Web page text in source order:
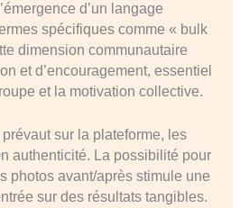
d’un langage
spécifiques comme « bulk
dimension communautaire
et d’encouragement, essentiel
et la motivation collective.
sur la plateforme, les
authenticité. La possibilité pour
photos avant/après stimule une
sur des résultats tangibles.